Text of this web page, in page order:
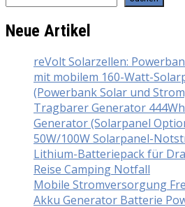
Neue Artikel
reVolt Solarzellen:
mit mobilem 160-Watt-
(Powerbank Solar und
Tragbarer Generator
Generator (Solarpanel
50W/100W Solarpanel-
Lithium-Batteriepack für
Reise Camping Notfall
Mobile Stromversorgung
Akku Generator Batterie